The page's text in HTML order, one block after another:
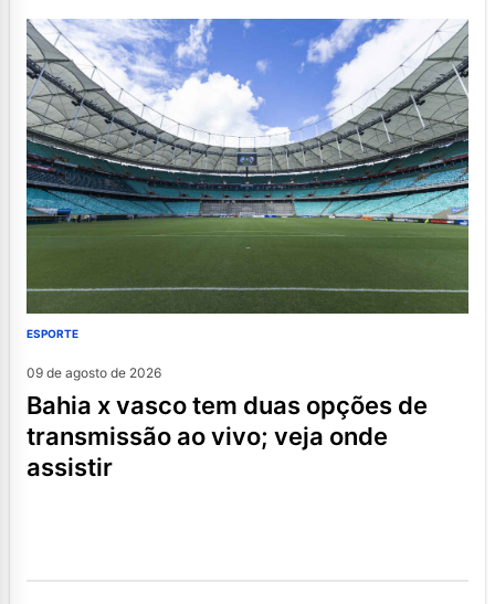
ESPORTE
09 de agosto de 2026
bahia x vasco tem duas opções de
transmissão ao vivo; veja onde
assistir